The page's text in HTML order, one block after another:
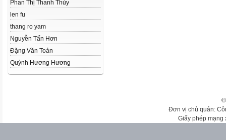
Phan Thị Thanh Thủy
len fu
thang ro yam
Nguyễn Tấn Hơn
Đặng Văn Toản
Quỳnh Hương Hương
Đơn vị chủ quản:
Giấy phép mạng